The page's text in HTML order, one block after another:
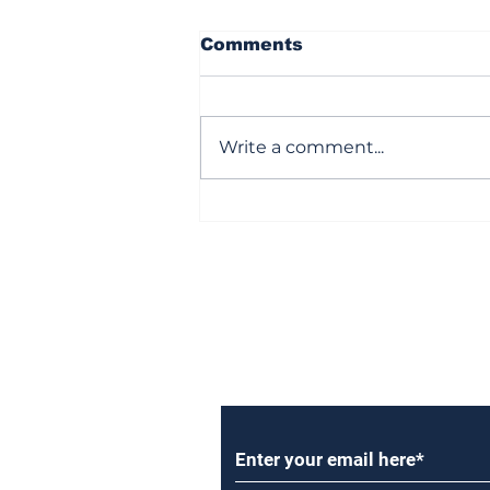
Comments
Write a comment...